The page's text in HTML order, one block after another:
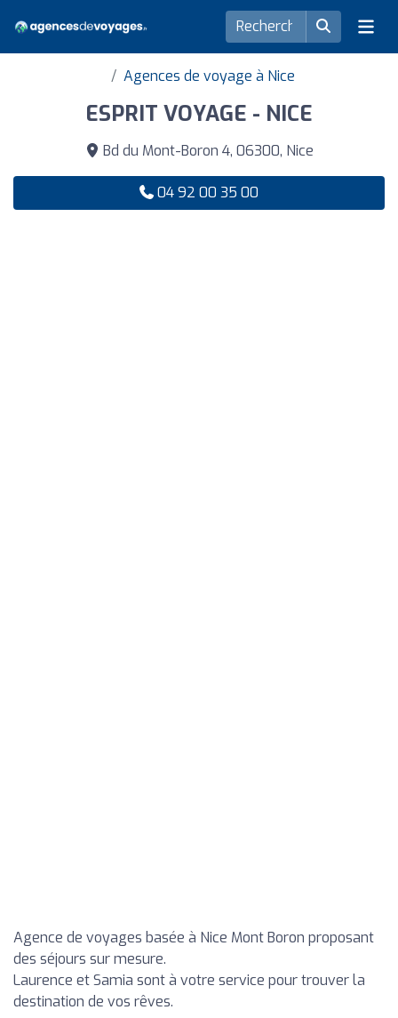
Agences de voyage à Nice
ESPRIT VOYAGE - NICE
Bd du Mont-Boron 4, 06300, Nice
04 92 00 35 00
Agence de voyages basée à Nice Mont Boron proposant
des séjours sur mesure.
Laurence et Samia sont à votre service pour trouver la
destination de vos rêves.